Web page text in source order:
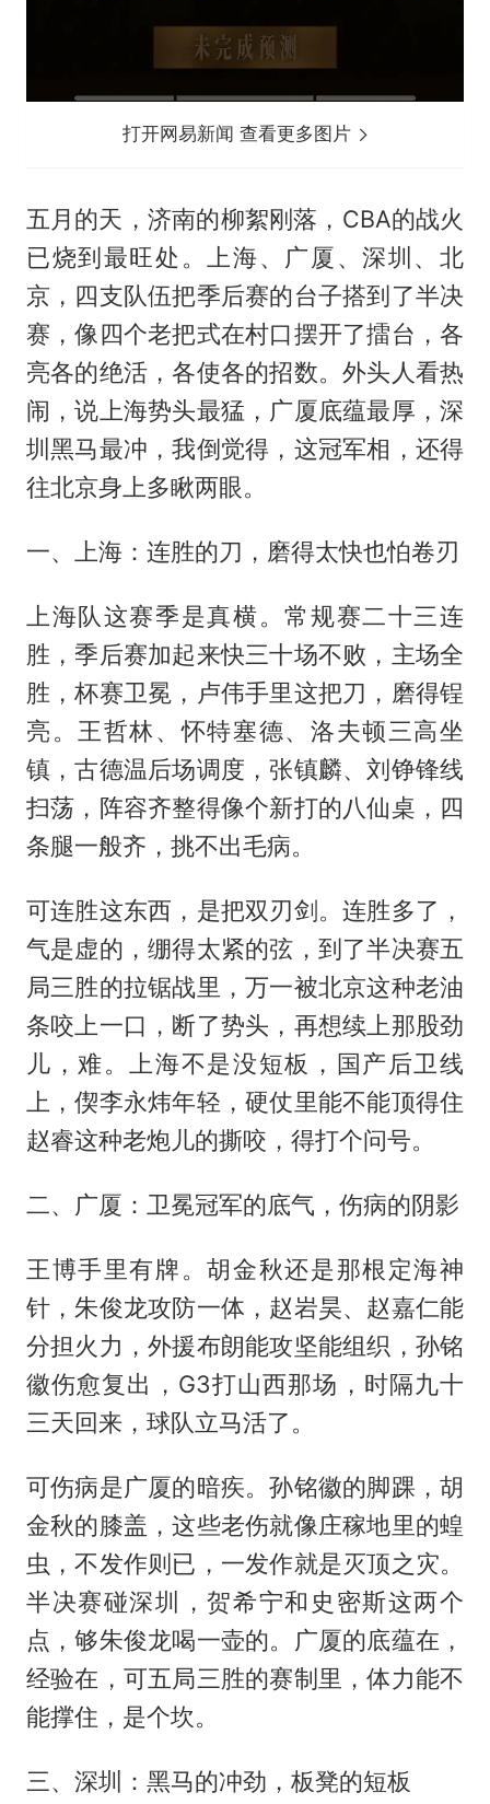
打开网易新闻 查看更多图片
五月的天，济南的柳絮刚落，CBA的战火
已烧到最旺处。上海、广厦、深圳、北
京，四支队伍把季后赛的台子搭到了半决
赛，像四个老把式在村口摆开了擂台，各
亮各的绝活，各使各的招数。外头人看热
闹，说上海势头最猛，广厦底蕴最厚，深
圳黑马最冲，我倒觉得，这冠军相，还得
往北京身上多瞅两眼。
一、上海：连胜的刀，磨得太快也怕卷刃
上海队这赛季是真横。常规赛二十三连
胜，季后赛加起来快三十场不败，主场全
胜，杯赛卫冕，卢伟手里这把刀，磨得锃
亮。 王哲林、怀特塞德、洛夫顿三高坐
镇，古德温后场调度，张镇麟、刘铮锋线
扫荡，阵容齐整得像个新打的八仙桌，四
条腿一般齐，挑不出毛病。
可连胜这东西，是把双刃剑。连胜多了，
气是虚的，绷得太紧的弦，到了半决赛五
局三胜的拉锯战里，万一被北京这种老油
条咬上一口，断了势头，再想续上那股劲
儿，难。上海不是没短板，国产后卫线
上，偰李永炜年轻，硬仗里能不能顶得住
赵睿这种老炮儿的撕咬，得打个问号。
二、广厦：卫冕冠军的底气，伤病的阴影
王博手里有牌。胡金秋还是那根定海神
针，朱俊龙攻防一体，赵岩昊、赵嘉仁能
分担火力，外援布朗能攻坚能组织，孙铭
徽伤愈复出，G3打山西那场，时隔九十
三天回来，球队立马活了。
可伤病是广厦的暗疾。孙铭徽的脚踝，胡
金秋的膝盖，这些老伤就像庄稼地里的蝗
虫，不发作则已，一发作就是灭顶之灾。
半决赛碰深圳，贺希宁和史密斯这两个
点，够朱俊龙喝一壶的。广厦的底蕴在，
经验在，可五局三胜的赛制里，体力能不
能撑住，是个坎。
三、深圳：黑马的冲劲，板凳的短板